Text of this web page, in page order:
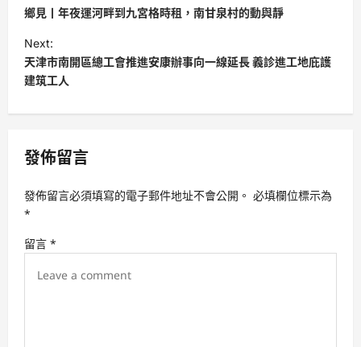
o
s
t
n
a
i
a
t
i
鄉見丨年夜運河畔到九宮格時租，南甘泉村的動與靜
Next:
天津市南開區總工會推進安康辦事向一線延長 義診進工地庇護
建筑工人
發佈留言
發佈留言必須填寫的電子郵件地址不會公開。 必填欄位標示為
*
留言 *